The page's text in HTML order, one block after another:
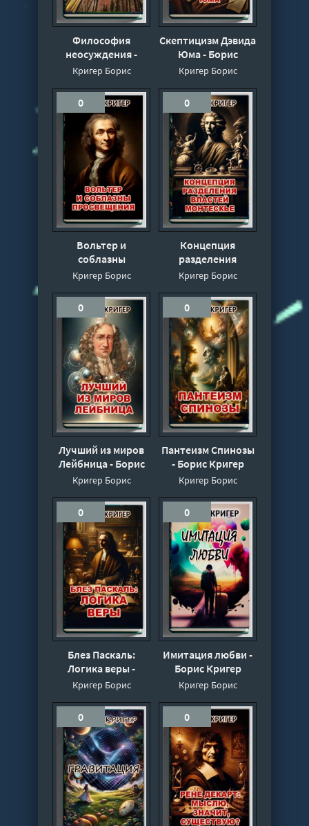
Философия
неосуждения -
Борис Кригер
Кригер Борис
Скептицизм Дэвида
Юма - Борис
Кригер
Кригер Борис
0
Вольтер и
соблазны
просвещения -
Кригер Борис
0
Концепция
разделения
властей Монтескье
Кригер Борис
0
Лучший из миров
Лейбница - Борис
Кригер
Кригер Борис
0
Пантеизм Спинозы
- Борис Кригер
Кригер Борис
0
Блез Паскаль:
Логика веры -
Борис Кригер
Кригер Борис
0
Имитация любви -
Борис Кригер
Кригер Борис
0 0